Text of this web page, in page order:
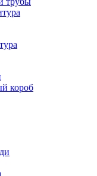
короб